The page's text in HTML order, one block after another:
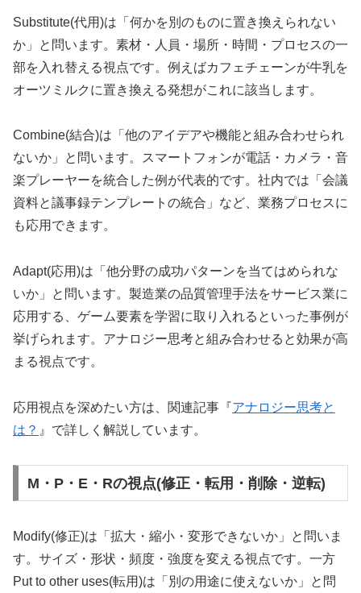
Substitute(代用)は「何かを別のものに置き換えられない
か」と問います。素材・人員・場所・時間・プロセスの一
部を入れ替える視点です。例えばカフェチェーンが牛乳を
オーツミルクに置き換える発想がこれに該当します。
Combine(結合)は「他のアイデアや機能と組み合わせられ
ないか」と問います。スマートフォンが電話・カメラ・音
楽プレーヤーを統合した例が代表的です。社内では「会議
資料と議事録テンプレートの統合」など、業務プロセスに
も応用できます。
Adapt(応用)は「他分野の成功パターンを当てはめられな
いか」と問います。製造業の品質管理手法をサービス業に
応用する、ゲーム要素を学習に取り入れるといった事例が
挙げられます。アナロジー思考と組み合わせると効果が高
まる視点です。
応用視点を深めたい方は、関連記事『アナロジー思考と
は？ 』で詳しく解説しています。
M・P・E・Rの視点(修正・転用・削除・逆転)
Modify(修正)は「拡大・縮小・変形できないか」と問いま
す。サイズ・形状・頻度・強度を変える視点です。一方
Put to other uses(転用)は「別の用途に使えないか」と問